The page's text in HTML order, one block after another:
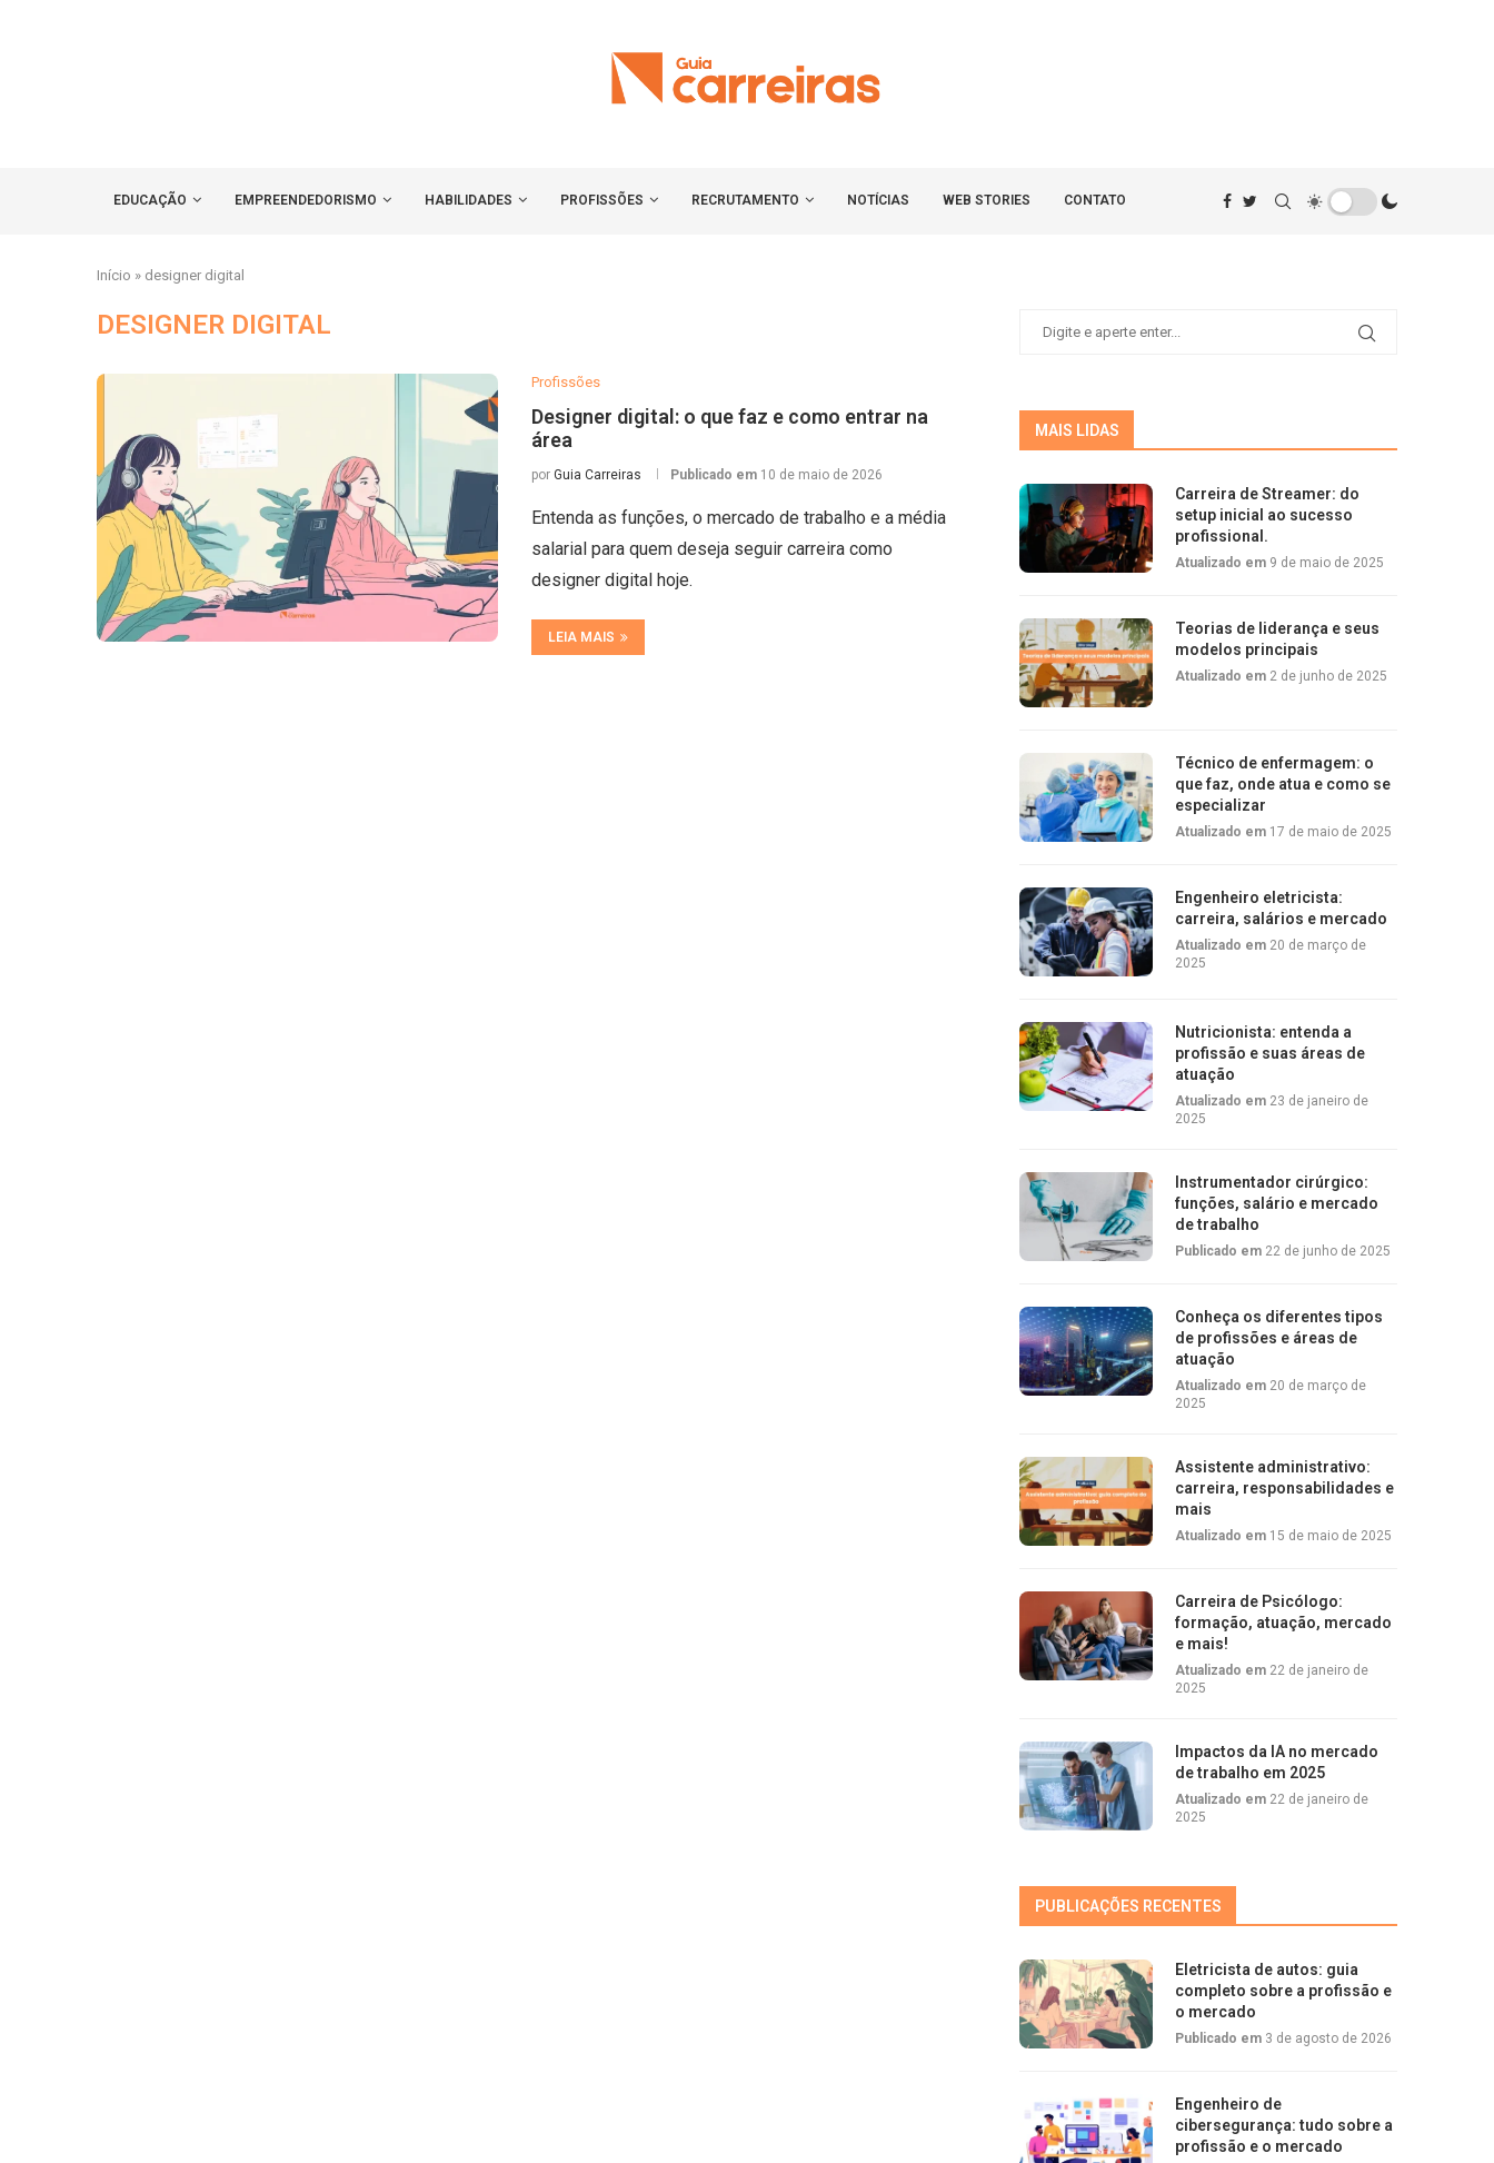
EDUCAÇÃO EMPREENDEDORISMO HABILIDADES PROFISSÕES RECRUTAMENTO NOTÍCIAS WEB STORIES CONTATO
Início » designer digital
DESIGNER DIGITAL
Profissões
Designer digital: o que faz e como entrar na
área
por Guia Carreiras Publicado em 10 de maio de 2026
Entenda as funções, o mercado de trabalho e a média
salarial para quem deseja seguir carreira como
designer digital hoje.
LEIA MAIS
MAIS LIDAS
Carreira de Streamer: do
setup inicial ao sucesso
profissional.
Atualizado em 9 de maio de 2025
Teorias de liderança e seus
modelos principais
Atualizado em 2 de junho de 2025
Técnico de enfermagem: o
que faz, onde atua e como se
especializar
Atualizado em 17 de maio de 2025
Engenheiro eletricista:
carreira, salários e mercado
Atualizado em 20 de março de
2025
Nutricionista: entenda a
profissão e suas áreas de
atuação
Atualizado em 23 de janeiro de
2025
Instrumentador cirúrgico:
funções, salário e mercado
de trabalho
Publicado em 22 de junho de 2025
Conheça os diferentes tipos
de profissões e áreas de
atuação
Atualizado em 20 de março de
2025
Assistente administrativo:
carreira, responsabilidades e
mais
Atualizado em 15 de maio de 2025
Carreira de Psicólogo:
formação, atuação, mercado
e mais!
Atualizado em 22 de janeiro de
2025
Impactos da IA no mercado
de trabalho em 2025
Atualizado em 22 de janeiro de
2025
PUBLICAÇÕES RECENTES
Eletricista de autos: guia
completo sobre a profissão e
o mercado
Publicado em 3 de agosto de 2026
Engenheiro de
cibersegurança: tudo sobre a
profissão e o mercado